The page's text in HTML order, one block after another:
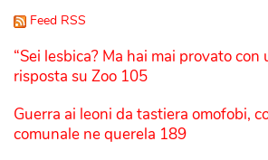
Feed RSS
“Sei lesbica? Ma hai mai provato con
risposta su Zoo 105
Guerra ai leoni da tastiera omofobi,
comunale ne querela 189